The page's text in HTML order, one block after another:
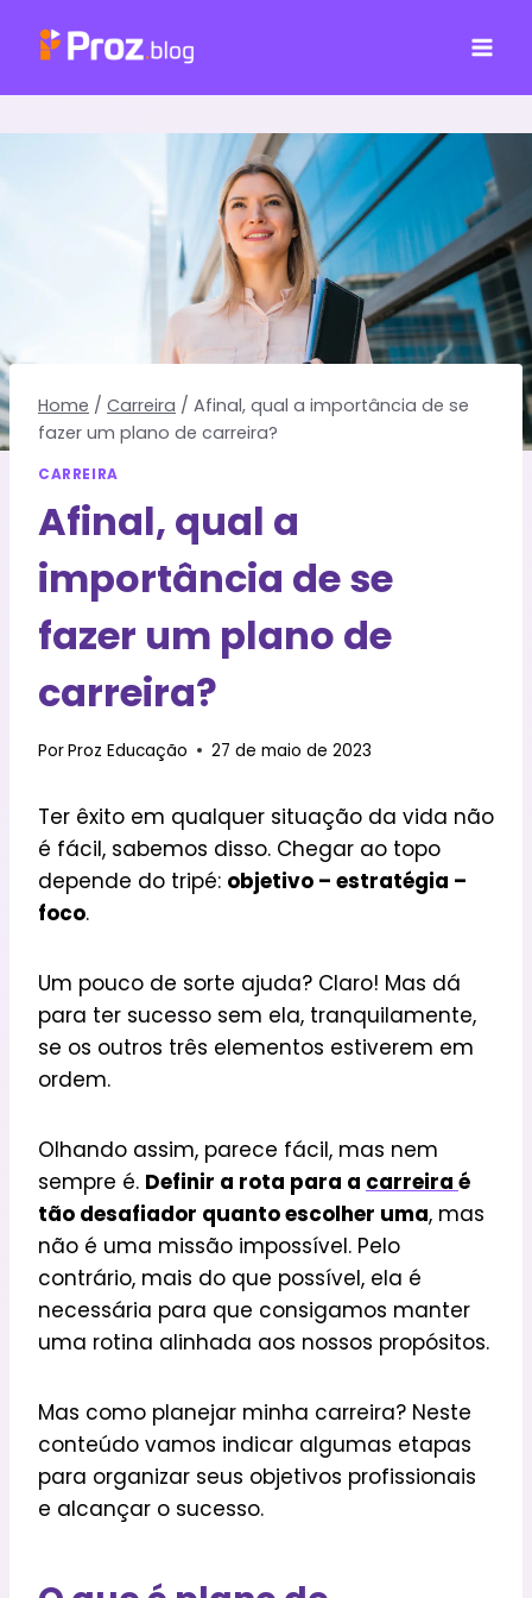
para
Home / Carreira / Afinal, qual a importância de se
fazer um plano de carreira?
CARREIRA
Afinal, qual a
importância de se
fazer um plano de
carreira?
PorProz Educação 27 de maio de 2023
Ter êxito em qualquer situação da vida não
é fácil, sabemos disso. Chegar ao topo
depende do tripé: objetivo – estratégia –
foco.
Um pouco de sorte ajuda? Claro! Mas dá
para ter sucesso sem ela, tranquilamente,
se os outros três elementos estiverem em
ordem.
Olhando assim, parece fácil, mas nem
sempre é. Definir a rota para a carreira é
tão desafiador quanto escolher uma, mas
não é uma missão impossível. Pelo
contrário, mais do que possível, ela é
necessária para que consigamos manter
uma rotina alinhada aos nossos propósitos.
Mas como planejar minha carreira? Neste
conteúdo vamos indicar algumas etapas
para organizar seus objetivos profissionais
e alcançar o sucesso.